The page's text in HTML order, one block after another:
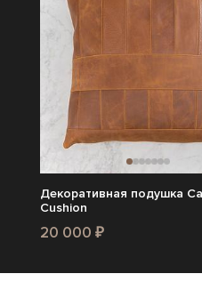
Декоративная подушка
Cushion
20 000 ₽